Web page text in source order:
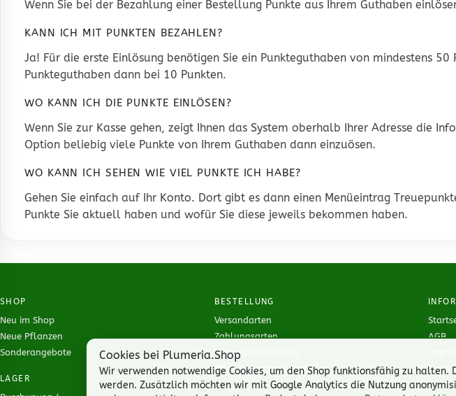
Wenn Sie bei der Bezahlung einer Bestellung Punkte aus Ihrem Guthaben
KANN ICH MIT PUNKTEN BEZAHLEN?
Ja! Für die erste Einlösung benötigen Sie ein Punkteguthaben von mindestens
Punkteguthaben dann bei 10 Punkten.
WO KANN ICH DIE PUNKTE EINLÖSEN?
Wenn Sie zur Kasse gehen, zeigt Ihnen das System oberhalb Ihrer Adresse die
Option beliebig viele Punkte von Ihrem Guthaben dann einzuösen.
WO KANN ICH SEHEN WIE VIEL PUNKTE ICH HABE?
Gehen Sie einfach auf Ihr Konto. Dort gibt es dann einen Menüeintrag
Punkte Sie aktuell haben und wofür Sie diese jeweils bekommen haben.
SHOP
Neu im Shop
Neue Pflanzen
Sonderangebote
LAGER
BESTELLUNG
Versandarten
Zahlungsarten
Widerrufsbelehrung
Pflanzenversand Preisliste
AGB
Cookies bei Plumeria.Shop
Wir verwenden notwendige Cookies, um den Shop funktionsfähig zu halten.
werden. Zusätzlich möchten wir mit Google Analytics die Nutzung